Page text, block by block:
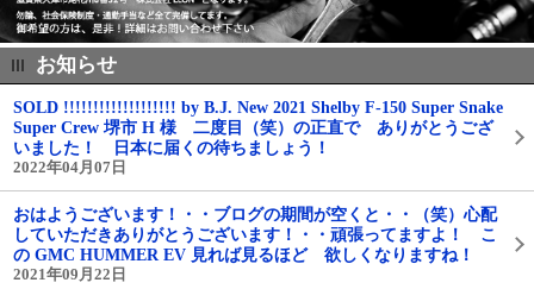
お知らせ
SOLD !!!!!!!!!!!!!!!!!!! by B.J. New 2021 Shelby F-150 Super Snake
Super Crew 堺市 H 様 二度目（笑）の正直で ありがとうござ
いました！ 日本に届くの待ちましょう！
2022年04月07日
おはようございます！・・ブログの期間が空くと・・（笑）心配
していただきありがとうございます！・・頑張ってますよ！ こ
の GMC HUMMER EV 見れば見るほど 欲しくなりますね！
2021年09月22日